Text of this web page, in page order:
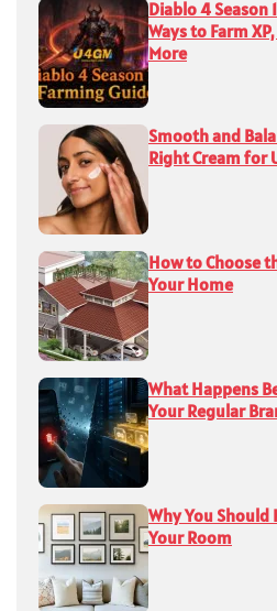
Diablo 4 Season
Ways to Farm
More
Smooth and
Right Cream for
How to Choose
Your Home
What Happens
Your Regular
Why You Should
Your Room